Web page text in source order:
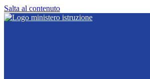
Salta al contenuto